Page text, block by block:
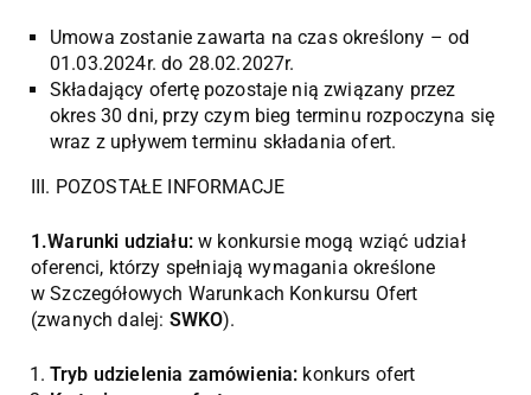
Umowa zostanie zawarta na czas określony – od
01.03.2024r. do 28.02.2027r.
Składający ofertę pozostaje nią związany przez
okres 30 dni, przy czym bieg terminu rozpoczyna się
wraz z upływem terminu składania ofert.
III. POZOSTAŁE INFORMACJE
1.Warunki udziału:w konkursie mogą wziąć udział
oferenci, którzy spełniają wymagania określone
w Szczegółowych Warunkach Konkursu Ofert
(zwanych dalej: SWKO).
Tryb udzielenia zamówienia: konkurs ofert